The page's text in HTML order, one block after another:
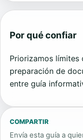
Por qué confiar
Priorizamos límites
preparación de
entre guía
COMPARTIR
Envía esta guía a